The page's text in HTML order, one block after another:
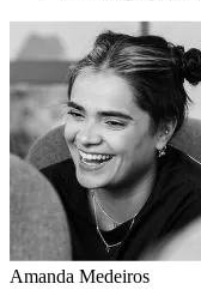
Amanda Medeiros